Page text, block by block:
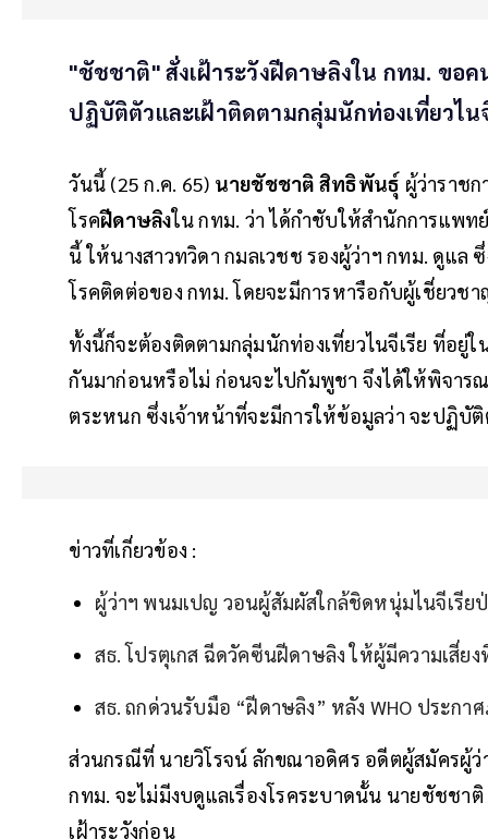
"ชัชชาติ" สั่งเฝ้าระวังฝีดาษลิงใน กทม. ขอ
ปฏิบัติตัวและเฝ้าติดตามกลุ่มนักท่องเที่ยวไน
วันนี้ (25 ก.ค. 65) นายชัชชาติ สิทธิพันธุ์ ผู้ว่าราช
โรคฝีดาษลิงใน กทม. ว่า ได้กำชับให้สำนักการแพท
นี้ ให้นางสาวทวิดา กมลเวชช รองผู้ว่าฯ กทม. ดูแล
โรคติดต่อของ กทม. โดยจะมีการหารือกับผู้เชี่ยวช
ทั้งนี้ก็จะต้องติดตามกลุ่มนักท่องเที่ยวไนจีเรีย ที่อยู่
กันมาก่อนหรือไม่ ก่อนจะไปกัมพูชา จึงได้ให้พิจาร
ตระหนก ซึ่งเจ้าหน้าที่จะมีการให้ข้อมูลว่า จะปฏิบัติ
ข่าวที่เกี่ยวข้อง :
ผู้ว่าฯ พนมเปญ วอนผู้สัมผัสใกล้ชิดหนุ่มไนจีเรีย
สธ. โปรตุเกส ฉีดวัคซีนฝีดาษลิง ให้ผู้มีความเสี่ย
สธ. ถกด่วนรับมือ “ฝีดาษลิง” หลัง WHO ประกา
ส่วนกรณีที่ นายวิโรจน์ ลักขณาอดิศร อดีตผู้สมัครผู้
กทม. จะไม่มีงบดูแลเรื่องโรคระบาดนั้น นายชัชชา
เฝ้าระวังก่อน